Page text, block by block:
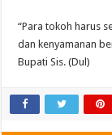
“Para tokoh harus
dan kenyamanan
Bupati Sis. (Dul)